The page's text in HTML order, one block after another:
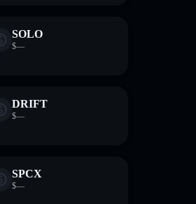
SOLO
$—
DRIFT
$—
SPCX
$—